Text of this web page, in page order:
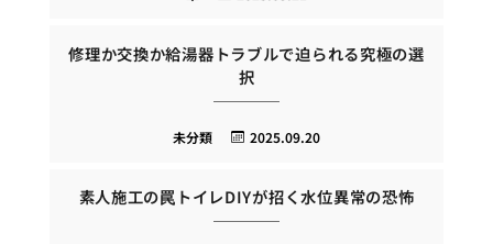
修理か交換か給湯器トラブルで迫られる究極の選
択
2025.09.20
未分類
素人施工の罠トイレDIYが招く水位異常の恐怖